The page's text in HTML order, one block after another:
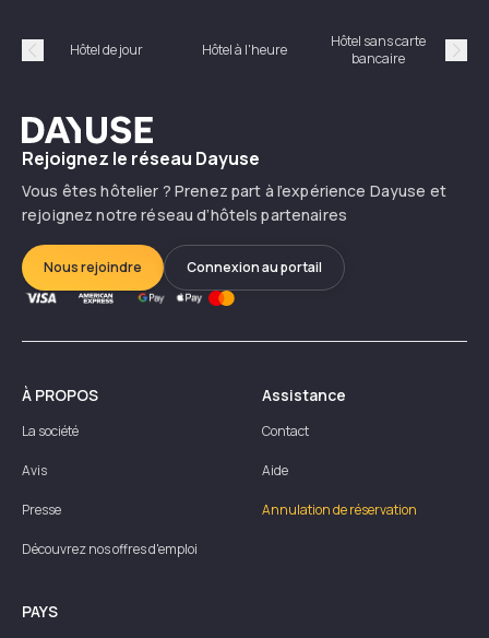
Précédent
Hôtel de jour Hôtel à l'heure
Hôtel sans carte
bancaire
Dayuse
Rejoignez le réseau Dayuse
Vous êtes hôtelier ? Prenez part à l’expérience Dayuse et
rejoignez notre réseau d’hôtels partenaires
Nous rejoindre Connexion au portail
À PROPOS
La société
Avis
Presse
Découvrez nos offres d'emploi
Assistance
Contact
Aide
Annulation de réservation
PAYS